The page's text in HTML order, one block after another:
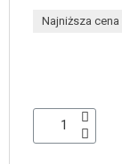
Najniższa cena